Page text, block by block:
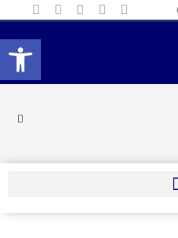
Abrir a barra